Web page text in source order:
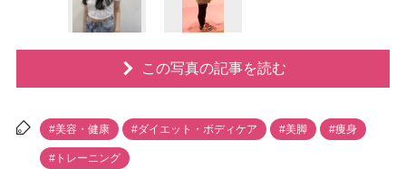
この写真の記事を読む
#美容・健康 #ダイエット・ボディケア #美脚 #痩身
#トレーニング